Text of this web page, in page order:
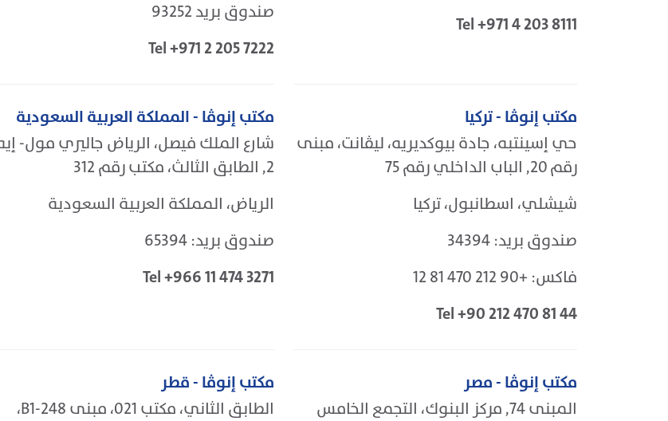
Tel +971 4 203 8111
صندوق بريد 93252
Tel +971 2 205 7222
مكتب إنوڤا - تركيا
حي إسينتبه، جادة بيوكديريه، ليڤانت، مبنى
رقم 20, الباب الداخلي رقم 75
شيشلي، اسطانبول، تركيا
صندوق بريد: 34394
فاكس: +90 212 470 81 12
Tel +90 212 470 81 44
مكتب إنوڤا - المملكة العربية السعودية
شارع الملك فيصل، الرياض جاليري مول-
2, الطابق الثالث، مكتب رقم 312
الرياض، المملكة العربية السعودية
صندوق بريد: 65394
Tel +966 11 474 3271
مكتب إنوڤا - مصر
المبنى 74, مركز البنوك، التجمع الخامس
مكتب إنوڤا - قطر
الطابق الثاني، مكتب 021، مبنى 248-B1،